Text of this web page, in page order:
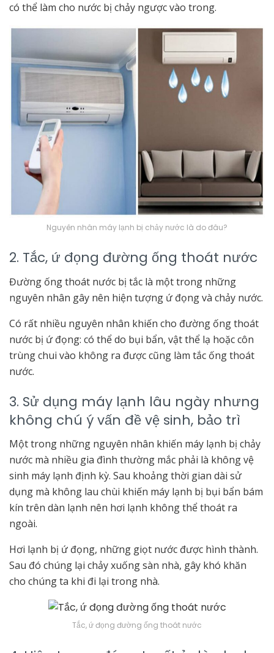
có thể làm cho nước bị chảy ngược vào trong.
Nguyên nhân máy lạnh bị chảy nước là do đâu?
2. Tắc, ứ đọng đường ống thoát nước
Đường ống thoát nước bị tắc là một trong những
nguyên nhân gây nên hiện tượng ứ đọng và chảy nước.
Có rất nhiều nguyên nhân khiến cho đường ống thoát
nước bị ứ đọng: có thể do bụi bẩn, vật thể lạ hoặc côn
trùng chui vào không ra được cũng làm tắc ống thoát
nước.
3. Sử dụng máy lạnh lâu ngày nhưng
không chú ý vấn đề vệ sinh, bảo trì
Một trong những nguyên nhân khiến máy lạnh bị chảy
nước mà nhiều gia đình thường mắc phải là không vệ
sinh máy lạnh định kỳ. Sau khoảng thời gian dài sử
dụng mà không lau chùi khiến máy lạnh bị bụi bẩn bám
kín trên dàn lạnh nên hơi lạnh không thể thoát ra
ngoài.
Hơi lạnh bị ứ đọng, những giọt nước được hình thành.
Sau đó chúng lại chảy xuống sàn nhà, gây khó khăn
cho chúng ta khi đi lại trong nhà.
Tắc, ứ đọng đường ống thoát nước